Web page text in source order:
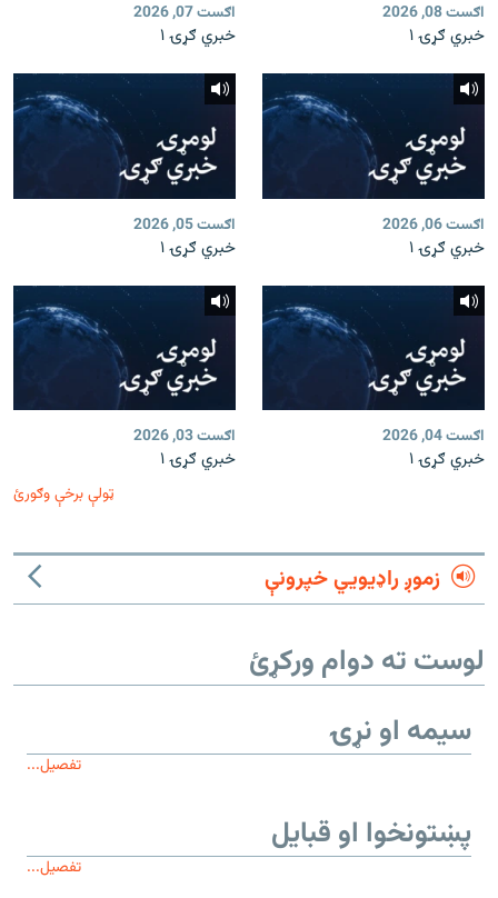
اګست 08, 2026
خبري ګړۍ ۱
اګست 07, 2026
خبري ګړۍ ۱
اګست 06, 2026
خبري ګړۍ ۱
اګست 05, 2026
خبري ګړۍ ۱
اګست 04, 2026
خبري ګړۍ ۱
اګست 03, 2026
خبري ګړۍ ۱
ټولې برخې وګورئ
زموږ راډیويي خپرونې
لوست ته دوام ورکړئ
سیمه او نړۍ
تفصیل...
پښتونخوا او قبایل
تفصیل...